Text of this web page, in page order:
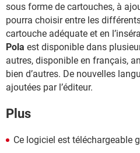
sous forme de cartouches, à
pourra choisir entre les
cartouche adéquate et en
Pola est disponible dans
autres, disponible en français,
bien d’autres. De nouvelles
ajoutées par l’éditeur.
Plus
Ce logiciel est téléchargeable